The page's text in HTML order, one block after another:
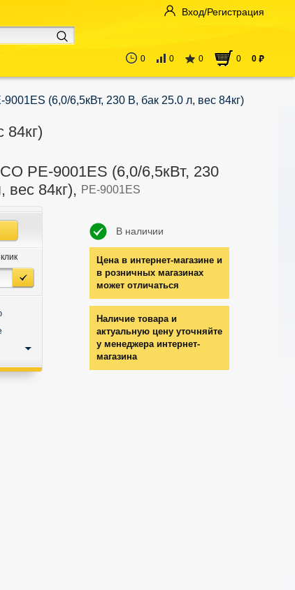
Вход/Регистрация
0 0 0 0 0 руб
(6,0/6,5кВт, 230 В, бак 25.0 л, вес 84кг)
84кг)
PE-9001ES (6,0/6,5кВт, 230
вес 84кг), PE-9001ES
В наличии
Цена в интернет-магазине и
в розничных магазинах
может отличаться
Наличие товара и
актуальную цену уточняйте
у менеджера интернет-
магазина